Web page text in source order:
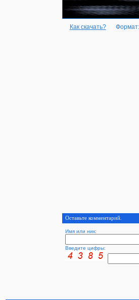
Как скачать?
Оставьте комментарий.
Имя или ник:
Введите цифры: